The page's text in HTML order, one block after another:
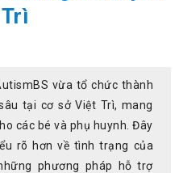
vừa tổ chức thành
tại cơ sở Việt Trì, mang
các bé và phụ huynh. Đây
rõ hơn về tình trạng của
phương pháp hỗ trợ